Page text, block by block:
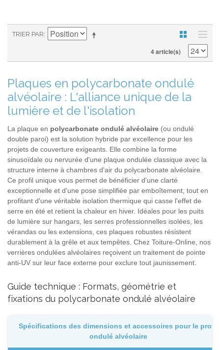
TRIER PAR
4 article(s)
Plaques en polycarbonate ondulé
alvéolaire : L'alliance unique de la
lumière et de l'isolation
La plaque en polycarbonate ondulé alvéolaire (ou ondulé
double paroi) est la solution hybride par excellence pour les
projets de couverture exigeants. Elle combine la forme
sinusoïdale ou nervurée d'une plaque ondulée classique avec la
structure interne à chambres d'air du polycarbonate alvéolaire.
Ce profil unique vous permet de bénéficier d'une clarté
exceptionnelle et d'une pose simplifiée par emboîtement, tout en
profitant d'une véritable isolation thermique qui casse l'effet de
serre en été et retient la chaleur en hiver. Idéales pour les puits
de lumière sur hangars, les serres professionnelles isolées, les
vérandas ou les extensions, ces plaques robustes résistent
durablement à la grêle et aux tempêtes. Chez Toiture-Online, nos
verrières ondulées alvéolaires reçoivent un traitement de pointe
anti-UV sur leur face externe pour exclure tout jaunissement.
Guide technique : Formats, géométrie et
fixations du polycarbonate ondulé alvéolaire
Spécifications des dimensions et accessoires pour le profil
ondulé alvéolaire